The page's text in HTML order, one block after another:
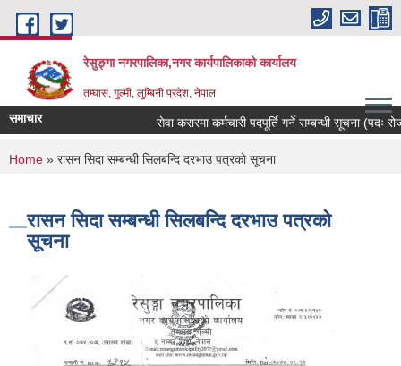
Skip to main content
रेसुङ्गा नगरपालिका,नगर कार्यपालिकाको कार्यालय
तम्घास, गुल्मी, लुम्बिनी प्रदेश, नेपाल
समाचार सेवा करारमा कर्मचारी पदपूर्ति गर्ने सम्बन्धी सूचना (पदः
You are here
Home » रासन सिदा सम्बन्धी सिलबन्दि दरभाउ पत्रको सूचना
रासन सिदा सम्बन्धी सिलबन्दि दरभाउ पत्रको
सूचना